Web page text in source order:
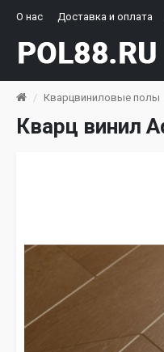
О нас Доставка и оплата
Кварцвиниловые полы
Кварц винил